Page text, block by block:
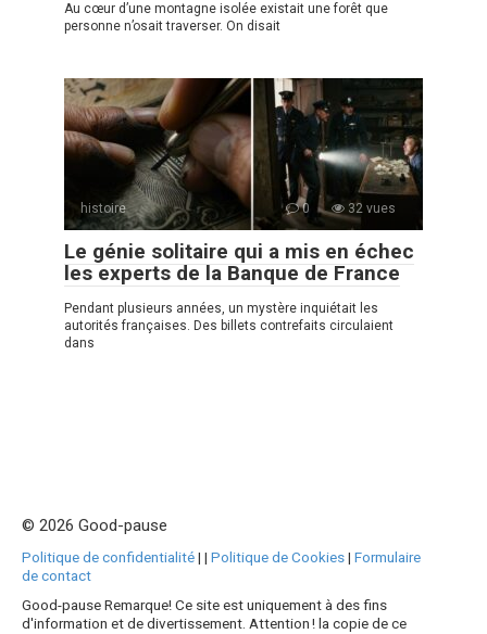
Au cœur d’une montagne isolée existait une forêt que
personne n’osait traverser. On disait
histoire 0 32 vues
Le génie solitaire qui a mis en échec
les experts de la Banque de France
Pendant plusieurs années, un mystère inquiétait les
autorités françaises. Des billets contrefaits circulaient
dans
© 2026 Good-pause
Politique de confidentialité| | Politique de Cookies| Formulaire
de contact
Good-pause Remarque! Ce site est uniquement à des fins
d'information et de divertissement. Attention ! la copie de ce